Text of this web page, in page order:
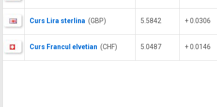
Curs Lira sterlina (GBP) 5.5842 + 0.0306
Curs Francul elvetian (CHF) 5.0487 + 0.0146